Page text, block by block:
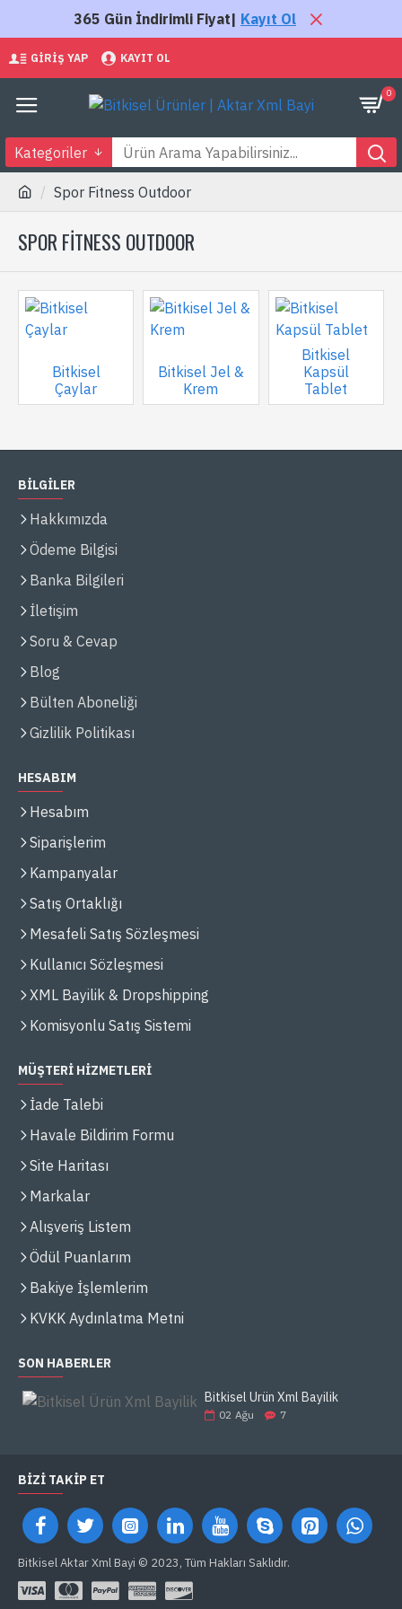
365 Gün İndirimli Fiyat| Kayıt Ol
GIRIŞ YAP KAYIT OL
0
Kategoriler
Spor Fitness Outdoor
SPOR FITNESS OUTDOOR
Bitkisel
Çaylar
Bitkisel Jel &
Krem
Bitkisel
Kapsül
Tablet
BİLGİLER
Hakkımızda
Ödeme Bilgisi
Banka Bilgileri
İletişim
Soru & Cevap
Blog
Bülten Aboneliği
Gizlilik Politikası
HESABIM
Hesabım
Siparişlerim
Kampanyalar
Satış Ortaklığı
Mesafeli Satış Sözleşmesi
Kullanıcı Sözleşmesi
XML Bayilik & Dropshipping
Komisyonlu Satış Sistemi
MÜŞTERİ HİZMETLERİ
İade Talebi
Havale Bildirim Formu
Site Haritası
Markalar
Alışveriş Listem
Ödül Puanlarım
Bakiye İşlemlerim
KVKK Aydınlatma Metni
SON HABERLER
Bitkisel Ürün Xml Bayilik
02 Ağu 7
BIZI TAKIP ET
Bitkisel Aktar Xml Bayi © 2023, Tüm Hakları Saklıdır.